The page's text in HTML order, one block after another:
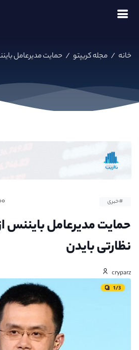
خانه / مجله کریپتو / حمایت مدیرعامل
#خبری
حمایت مدیرعامل بایننس
نظارتی بایدن
cryparz